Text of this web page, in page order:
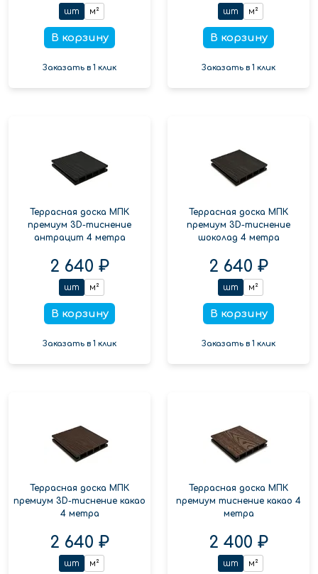
шт м²
В корзину
Заказать в 1 клик
шт м²
В корзину
Заказать в 1 клик
Террасная доска МПК
премиум 3D-тиснение
антрацит 4 метра
2 640 ₽
шт м²
В корзину
Заказать в 1 клик
Террасная доска МПК
премиум 3D-тиснение
шоколад 4 метра
2 640 ₽
шт м²
В корзину
Заказать в 1 клик
Террасная доска МПК
премиум 3D-тиснение какао
4 метра
2 640 ₽
шт м²
Террасная доска МПК
премиум тиснение какао 4
метра
2 400 ₽
шт м²